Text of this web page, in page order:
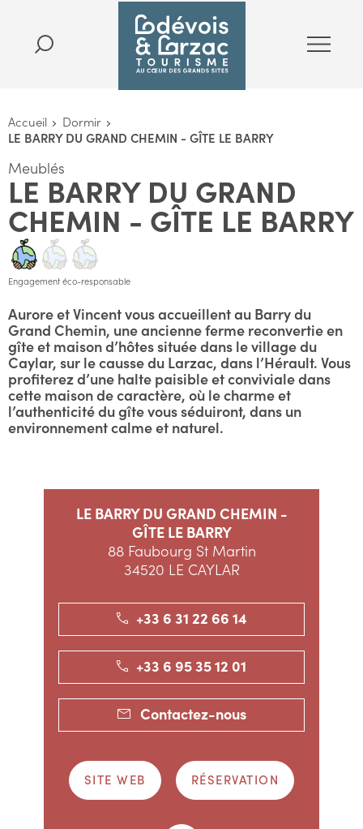
Accueil
Dormir
LE BARRY DU GRAND CHEMIN - GÎTE LE BARRY
Meublés
LE BARRY DU GRAND
CHEMIN - GÎTE LE BARRY
Engagement éco-responsable
Aurore et Vincent vous accueillent au Barry du
Grand Chemin, une ancienne ferme reconvertie en
gîte et maison d’hôtes située dans le village du
Caylar, sur le causse du Larzac, dans l’Hérault. Vous
profiterez d’une halte paisible et conviviale dans
cette maison de caractère, où le charme et
l’authenticité du gîte vous séduiront, dans un
environnement calme et naturel.
LE BARRY DU GRAND CHEMIN -
GÎTE LE BARRY
88 Faubourg St Martin
34520 LE CAYLAR
+33 6 31 22 66 14
+33 6 95 35 12 01
Contactez-nous
SITE WEB RÉSERVATION